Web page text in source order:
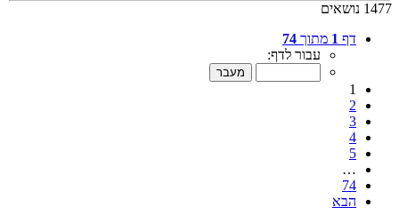
1477 נושאים
דף 1 מתוך 74
עבור לדף:
1
2
3
4
5
…
74
הבא